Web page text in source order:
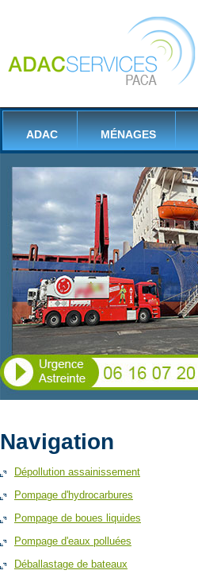
ADAC MÉNAGES
Navigation
Dépollution assainissement
Pompage d'hydrocarbures
Pompage de boues liquides
Pompage d'eaux polluées
Déballastage de bateaux